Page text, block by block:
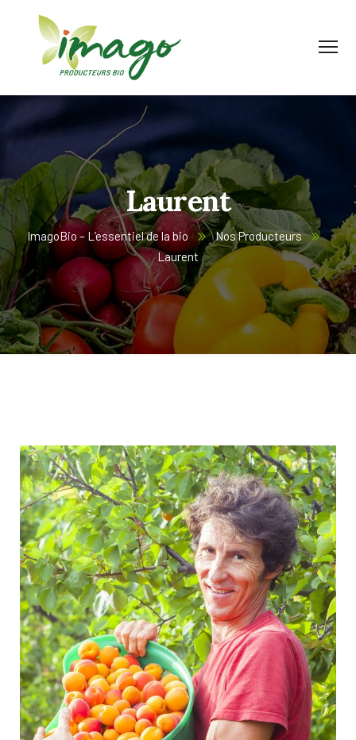
Laurent
ImagoBio – L’essentiel de la bio
Nos Producteurs
Laurent